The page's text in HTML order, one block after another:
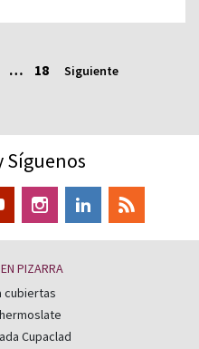
… 18 Siguiente
Síguenos
PIZARRA
cubiertas
Cupaclad